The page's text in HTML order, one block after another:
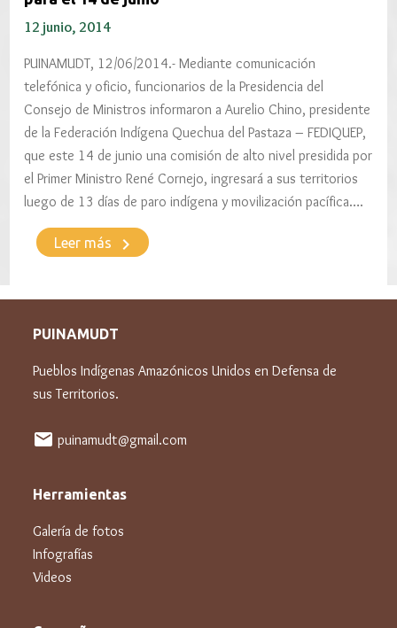
12 junio, 2014
PUINAMUDT, 12/06/2014.- Mediante comunicación
telefónica y oficio, funcionarios de la Presidencia del
Consejo de Ministros informaron a Aurelio Chino, presidente
de la Federación Indígena Quechua del Pastaza – FEDIQUEP,
que este 14 de junio una comisión de alto nivel presidida por
el Primer Ministro René Cornejo, ingresará a sus territorios
luego de 13 días de paro indígena y movilización pacífica….
Leer más keyboard_arrow_right
PUINAMUDT
Pueblos Indígenas Amazónicos Unidos en Defensa de
sus Territorios.
mail puinamudt@gmail.com
Herramientas
Galería de fotos
Infografías
Videos